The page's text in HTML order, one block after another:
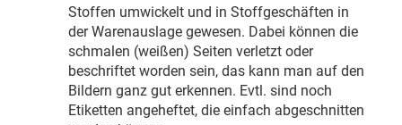
Stoffen umwickelt und in Stoffgeschäften in
der Warenauslage gewesen. Dabei können die
schmalen (weißen) Seiten verletzt oder
beschriftet worden sein, das kann man auf den
Bildern ganz gut erkennen. Evtl. sind noch
Etiketten angeheftet, die einfach abgeschnitten